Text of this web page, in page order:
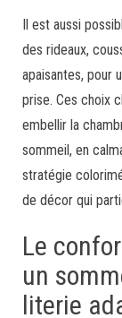
Il est aussi
des rideaux,
apaisantes, pour
prise. Ces choix
embellir la
sommeil, en
stratégie
de décor qui
Le
un
literie